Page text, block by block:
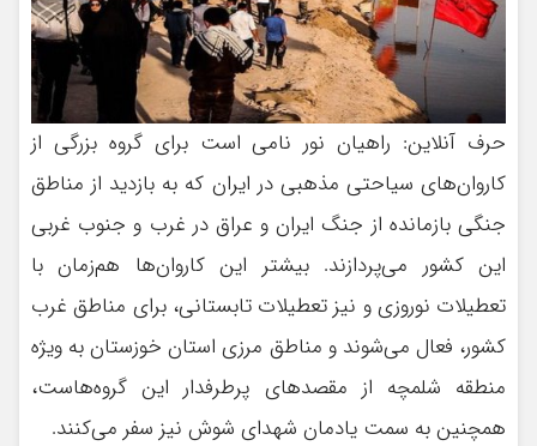
حرف آنلاین: راهیان نور نامی است برای گروه بزرگی از
کاروان‌های سیاحتی مذهبی در ایران که به بازدید از مناطق
جنگی بازمانده از جنگ ایران و عراق در غرب و جنوب غربی
این کشور می‌پردازند. بیشتر این کاروان‌ها هم‌زمان با
تعطیلات نوروزی و نیز تعطیلات تابستانی، برای مناطق غرب
کشور، فعال می‌شوند و مناطق مرزی استان خوزستان به ویژه
منطقه شلمچه از مقصدهای پرطرفدار این گروه‌هاست،
همچنین به سمت یادمان شهدای شوش نیز سفر می‌کنند.